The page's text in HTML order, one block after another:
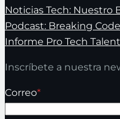
Noticias Tech: Nuestro
Podcast: Breaking Code
Informe Pro Tech Talent
Inscríbete a nuestra
Correo*